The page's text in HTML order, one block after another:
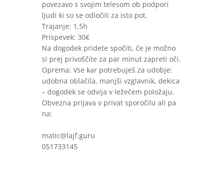
povezavo s svojim telesom ob podpori
ljudi ki so se odločili za isto pot.
Trajanje: 1,5h
Prispevek: 30€
Na dogodek pridete spočiti, če je možno
si prej privoščite za par minut zapreti oči.
Oprema: Vse kar potrebuješ za udobje:
udobna oblačila, manjši vzglavnik, dekica
– dogodek se odvija v ležečem položaju.
Obvezna prijava v privat sporočilu ali pa
na:
matic@lajf.guru
051733145